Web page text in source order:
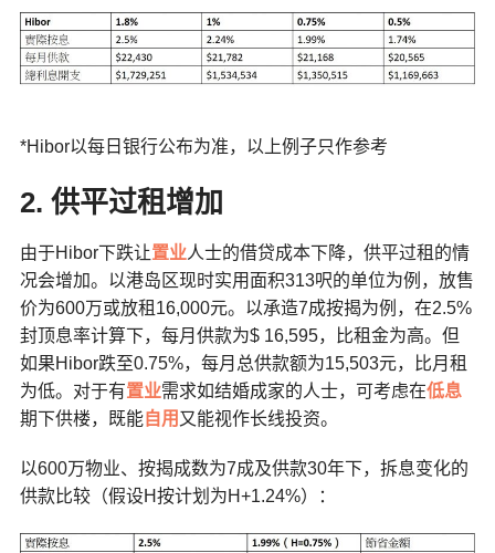
*Hibor以每日银行公布为准，以上例子只作参考
2. 供平过租增加
由于Hibor下跌让置业人士的借贷成本下降，供平过租的情
况会增加。以港岛区现时实用面积313呎的单位为例，放售
价为600万或放租16,000元。以承造7成按揭为例，在2.5%
封顶息率计算下，每月供款为$ 16,595，比租金为高。但
如果Hibor跌至0.75%，每月总供款额为15,503元，比月租
为低。对于有置业需求如结婚成家的人士，可考虑在低息
期下供楼，既能自用 又能视作长线投资。
以600万物业、按揭成数为7成及供款30年下，拆息变化的
供款比较（假设H按计划为H+1.24%）：